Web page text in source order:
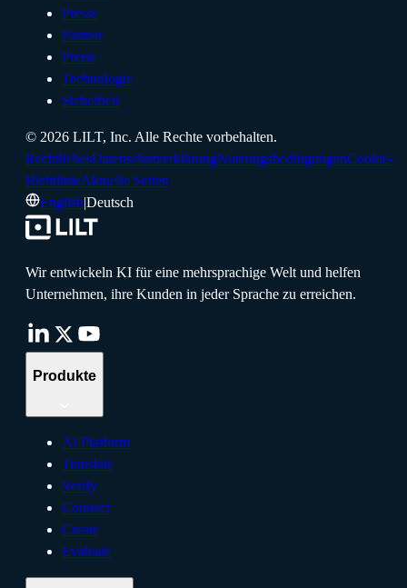
Presse
Partner
Preise
Technologie
Sicherheit
© 2026 LILT, Inc. Alle Rechte vorbehalten.
RechtlichesDatenschutzerklärungNutzungsbedingungenCookie-
RichtlinieAktuelle Seiten
English|Deutsch
Wir entwickeln KI für eine mehrsprachige Welt und helfen
Unternehmen, ihre Kunden in jeder Sprache zu erreichen.
Produkte
AI Platform
Translate
Verify
Connect
Create
Evaluate